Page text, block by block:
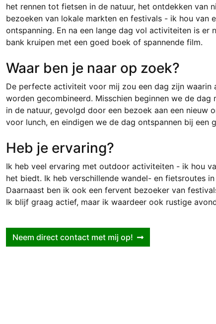
het rennen tot fietsen in de natuur, het ontdekken van
bezoeken van lokale markten en festivals - ik hou van
ontspanning. En na een lange dag vol activiteiten is er
bank kruipen met een goed boek of spannende film.
Waar ben je naar op zoek?
De perfecte activiteit voor mij zou een dag zijn waarin
worden gecombineerd. Misschien beginnen we de
in de natuur, gevolgd door een bezoek aan een nieuw
voor lunch, en eindigen we de dag ontspannen bij een
Heb je ervaring?
Ik heb veel ervaring met outdoor activiteiten - ik hou
het biedt. Ik heb verschillende wandel- en fietsroutes
Daarnaast ben ik ook een fervent bezoeker van
Ik blijf graag actief, maar ik waardeer ook rustige
Neem direct contact met mij op!